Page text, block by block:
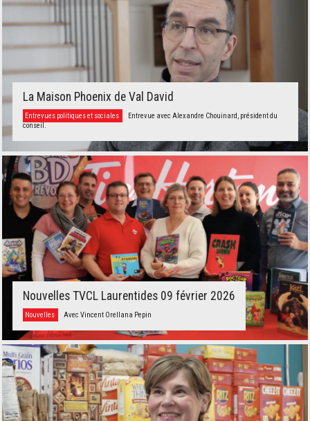
La Maison Phoenix de Val David
Entrevues politiques et sociales
Entrevue avec Alexandre Chouinard, président du
conseil.
Nouvelles TVCL Laurentides 09 février 2026
Nouvelles Avec Vincent Orellana Pepin